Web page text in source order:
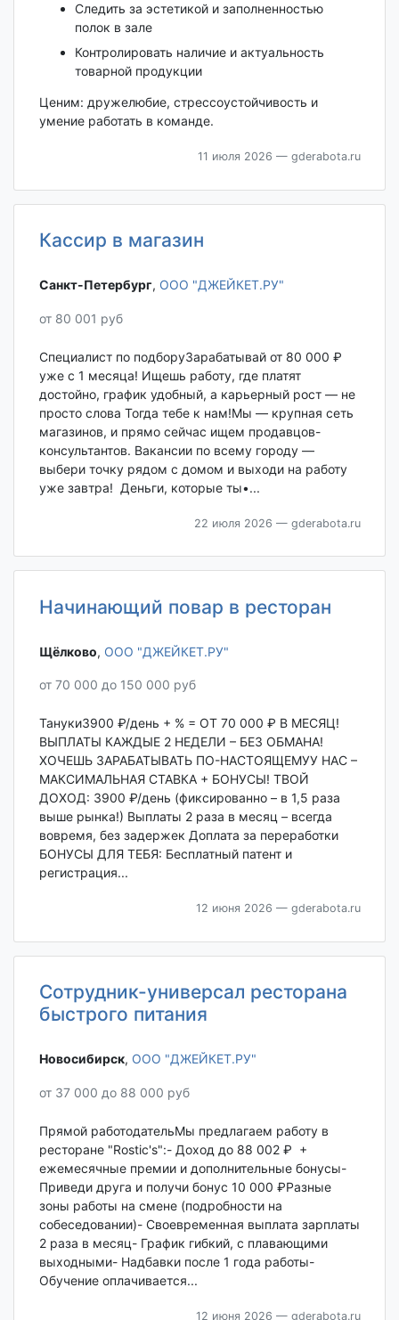
Следить за эстетикой и заполненностью
полок в зале
Контролировать наличие и актуальность
товарной продукции
Ценим: дружелюбие, стрессоустойчивость и
умение работать в команде.
11 июля 2026 — gderabota.ru
Кассир в магазин
Санкт-Петербург‎, ООО "ДЖЕЙКЕТ.РУ"
от 80 001 руб
Специалист по подборуЗарабатывай от 80 000 ₽
уже с 1 месяца! Ищешь работу, где платят
достойно, график удобный, а карьерный рост — не
просто слова Тогда тебе к нам!Мы — крупная сеть
магазинов, и прямо сейчас ищем продавцов-
консультантов. Вакансии по всему городу —
выбери точку рядом с домом и выходи на работу
уже завтра! Деньги, которые ты•...
22 июля 2026 — gderabota.ru
Начинающий повар в ресторан
Щёлково‎, ООО "ДЖЕЙКЕТ.РУ"
от 70 000 до 150 000 руб
Тануки3900 ₽/день + % = ОТ 70 000 ₽ В МЕСЯЦ!
ВЫПЛАТЫ КАЖДЫЕ 2 НЕДЕЛИ – БЕЗ ОБМАНА!
ХОЧЕШЬ ЗАРАБАТЫВАТЬ ПО-НАСТОЯЩЕМУУ НАС –
МАКСИМАЛЬНАЯ СТАВКА + БОНУСЫ! ТВОЙ
ДОХОД: 3900 ₽/день (фиксированно – в 1,5 раза
выше рынка!) Выплаты 2 раза в месяц – всегда
вовремя, без задержек Доплата за переработки
БОНУСЫ ДЛЯ ТЕБЯ: Бесплатный патент и
регистрация...
12 июня 2026 — gderabota.ru
Сотрудник-универсал ресторана
быстрого питания
Новосибирск‎, ООО "ДЖЕЙКЕТ.РУ"
от 37 000 до 88 000 руб
Прямой работодательМы предлагаем работу в
ресторане "Rostic's":- Доход до 88 002 ₽ +
ежемесячные премии и дополнительные бонусы-
Приведи друга и получи бонус 10 000 ₽Разные
зоны работы на смене (подробности на
собеседовании)- Своевременная выплата зарплаты
2 раза в месяц- График гибкий, с плавающими
выходными- Надбавки после 1 года работы-
Обучение оплачивается...
12 июня 2026 — gderabota.ru